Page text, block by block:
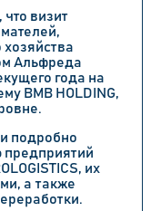
визит
Альфреда
года на
BMB HOLDING,
подробно
предприятий
их
а также